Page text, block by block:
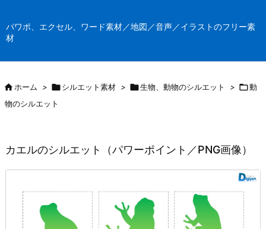
パワポ、エクセル、ワード素材／地図／音声／イラストのフリー素
材
ホーム > シルエット素材 > 生物、動物のシルエット > 動
物のシルエット
カエルのシルエット（パワーポイント／PNG画像）